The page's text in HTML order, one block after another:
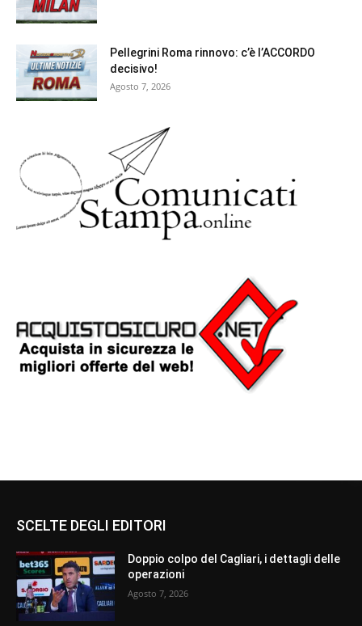
Pellegrini Roma rinnovo: c’è l’ACCORDO
decisivo!
Agosto 7, 2026
SCELTE DEGLI EDITORI
Doppio colpo del Cagliari, i dettagli delle
operazioni
Agosto 7, 2026